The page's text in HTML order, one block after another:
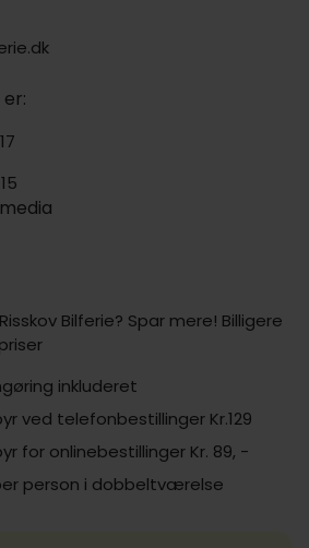
Bilferie? Spar mere! Billigere
inkluderet
ved telefonbestillinger Kr.129
for onlinebestillinger Kr. 89, -
person i dobbeltværelse